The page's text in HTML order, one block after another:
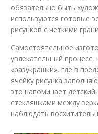
обязательно быть
используются готовые
рисунков с четкими
Самостоятельное
увлекательный
«разукрашки», где в
ячейку рисунка
это напоминает
стекляшками между
наблюдать